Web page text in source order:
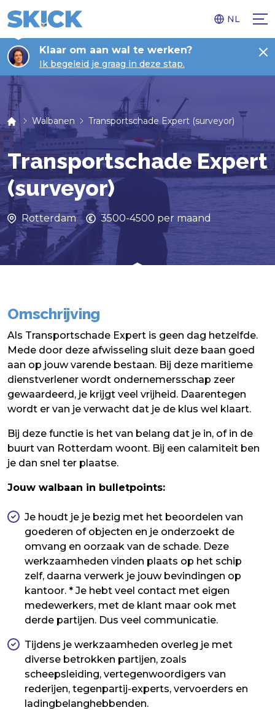
NL
Klaar om aan wal te werken?
Ik begeleid je graag in deze stap.
Walbanen Transportschade Expert (surveyor)
Transportschade Expert
(surveyor)
Rotterdam 3500-4500 per maand
Omschrijving
Als Transportschade Expert is geen dag hetzelfde.
Mede door deze afwisseling sluit deze baan goed
aan op jouw varende bestaan. Bij deze maritieme
dienstverlener wordt ondernemersschap zeer
gewaardeerd, je krijgt veel vrijheid. Daarentegen
wordt er van je verwacht dat je de klus wel klaart.
Bij deze functie is het van belang dat je in, of in de
buurt van Rotterdam woont. Bij een calamiteit ben
je dan snel ter plaatse.
Jouw walbaan in bulletpoints:
Je houdt je je bezig met het beoordelen van
goederen of objecten en je onderzoekt de
omvang en oorzaak van de schade. Deze
werkzaamheden vinden plaats op het schip
zelf, daarna verwerk je jouw bevindingen op
kantoor. * Je hebt veel contact met eigen
medewerkers, met de klant maar ook met
derde partijen. Dus veel communicatie.
Tijdens je werkzaamheden overleg je met
diverse betrokken partijen, zoals
scheepsleiding, vertegenwoordigers van
rederijen, tegenpartij-experts, vervoerders en
ladingbelanghebbenden.